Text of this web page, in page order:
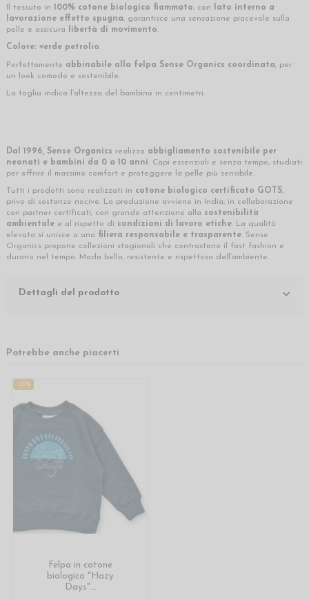
Il tessuto in 100% cotone biologico fiammato, con
lato interno a
lavorazione effetto spugna, garantisce una sensazione piacevole sulla
pelle e assicura
libertà di movimento.
Colore: verde petrolio.
Perfettamente abbinabile alla felpa Sense Organics coordinata, per
un look comodo e sostenibile.
La taglia indica l’altezza del bambino in centimetri.
Dal 1996, Sense Organics realizza abbigliamento sostenibile per
neonati e bambini da 0 a 10 anni. Capi essenziali e senza tempo, studiati
per offrire il massimo comfort e proteggere la pelle più sensibile.
Tutti i prodotti sono realizzati in cotone biologico certificato GOTS,
privo di sostanze nocive. La produzione avviene in India, in collaborazione
con partner certificati, con grande attenzione alla sostenibilità
ambientale e al rispetto di condizioni di lavoro etiche. La qualità
elevata si unisce a una filiera responsabile e trasparente. Sense
Organics propone collezioni stagionali che contrastano il fast fashion e
durano nel tempo. Moda bella, resistente e rispettosa dell’ambiente.
Dettagli del prodotto
Potrebbe anche piacerti
-20%
Felpa in cotone
biologico "Hazy
Days"...